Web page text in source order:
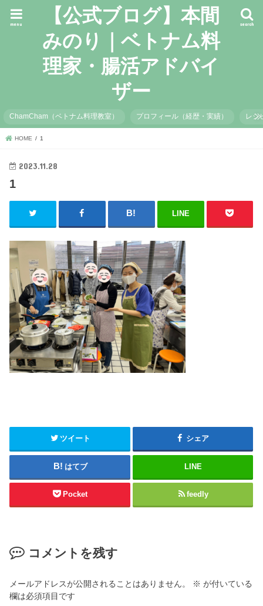
【公式ブログ】本間
みのり｜ベトナム料
理家・腸活アドバイ
ザー
search
menu
ChamCham（ベトナム料理教室） プロフィール（経歴・実績） レシ
HOME 1
2023.11.28
1
LINE
ツイート シェア
はてブ LINE
Pocket feedly
コメントを残す
メールアドレスが公開されることはありません。 ※ が付いている
欄は必須項目です